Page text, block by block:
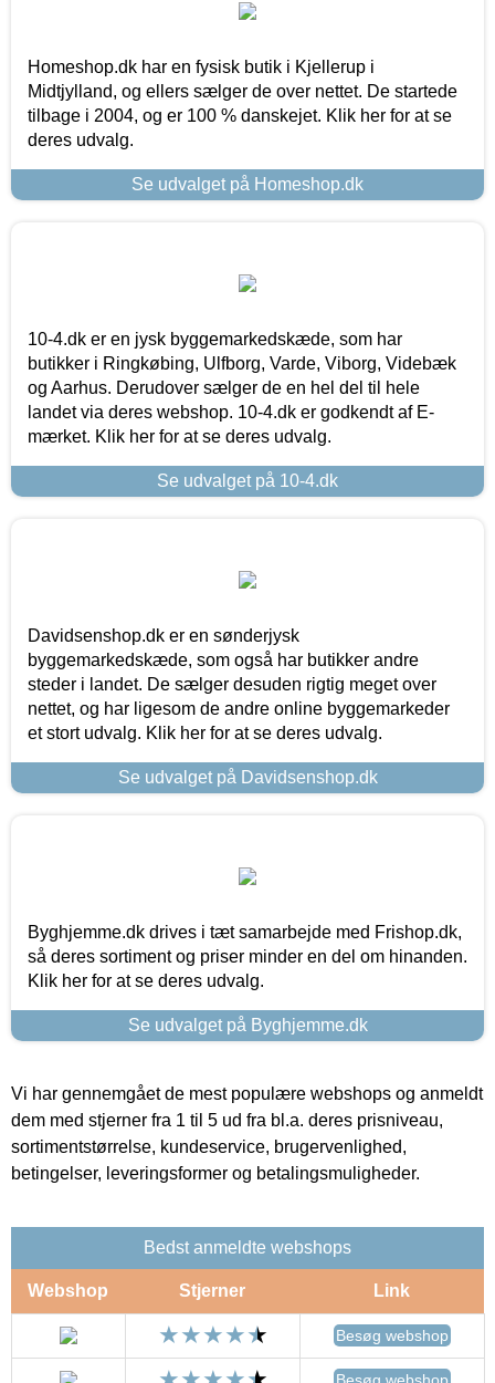
Homeshop.dk har en fysisk butik i Kjellerup i
Midtjylland, og ellers sælger de over nettet. De startede
tilbage i 2004, og er 100 % danskejet. Klik her for at se
deres udvalg.
Se udvalget på Homeshop.dk
10-4.dk er en jysk byggemarkedskæde, som har
butikker i Ringkøbing, Ulfborg, Varde, Viborg, Videbæk
og Aarhus. Derudover sælger de en hel del til hele
landet via deres webshop. 10-4.dk er godkendt af E-
mærket. Klik her for at se deres udvalg.
Se udvalget på 10-4.dk
Davidsenshop.dk er en sønderjysk
byggemarkedskæde, som også har butikker andre
steder i landet. De sælger desuden rigtig meget over
nettet, og har ligesom de andre online byggemarkeder
et stort udvalg. Klik her for at se deres udvalg.
Se udvalget på Davidsenshop.dk
Byghjemme.dk drives i tæt samarbejde med Frishop.dk,
så deres sortiment og priser minder en del om hinanden.
Klik her for at se deres udvalg.
Se udvalget på Byghjemme.dk
Vi har gennemgået de mest populære webshops og anmeldt
dem med stjerner fra 1 til 5 ud fra bl.a. deres prisniveau,
sortimentstørrelse, kundeservice, brugervenlighed,
betingelser, leveringsformer og betalingsmuligheder.
Bedst anmeldte webshops
Webshop Stjerner Link
Besøg webshop